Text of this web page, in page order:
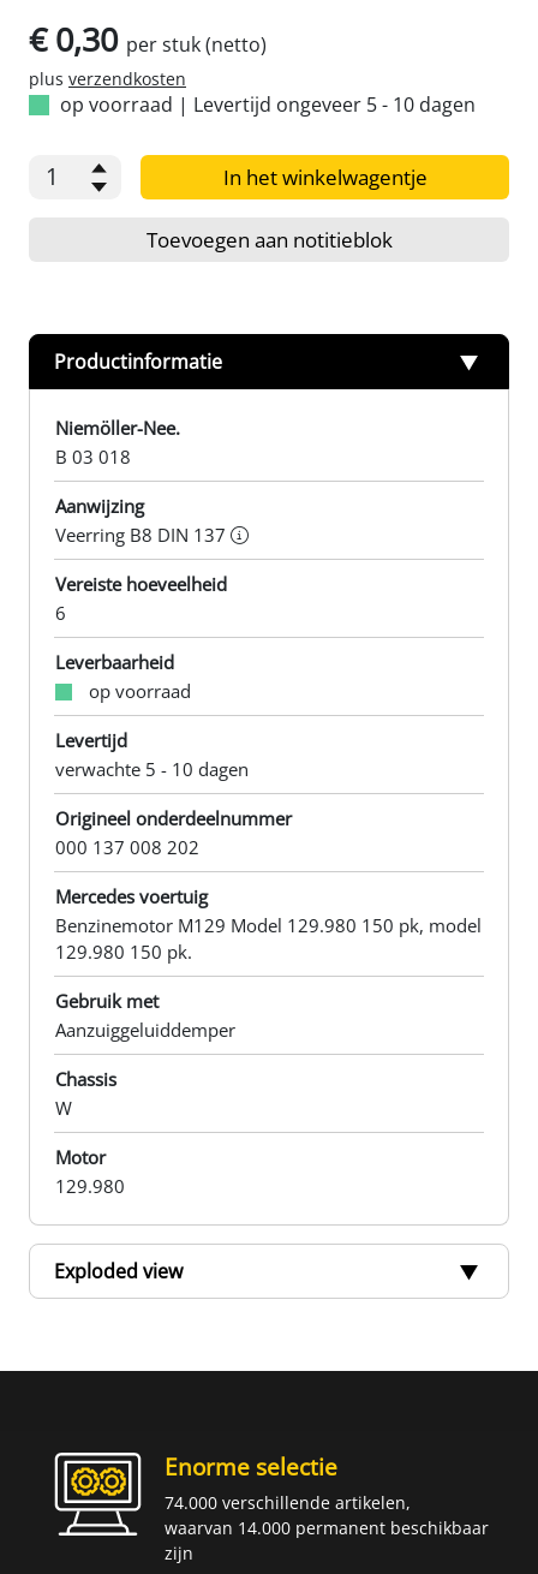
€ 0,30 per stuk (netto)
plus verzendkosten
op voorraad | Levertijd ongeveer 5 - 10 dagen
In het winkelwagentje
Toevoegen aan notitieblok
Productinformatie
Niemöller-Nee.
B 03 018
Aanwijzing
Veerring B8 DIN 137
Vereiste hoeveelheid
6
Leverbaarheid
op voorraad
Levertijd
verwachte 5 - 10 dagen
Origineel onderdeelnummer
000 137 008 202
Mercedes voertuig
Benzinemotor M129 Model 129.980 150 pk, model
129.980 150 pk.
Gebruik met
Aanzuiggeluiddemper
Chassis
W
Motor
129.980
Exploded view
Enorme selectie
74.000 verschillende artikelen,
waarvan 14.000 permanent beschikbaar
zijn